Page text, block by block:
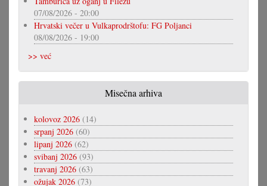
07/08/2026 - 20:00
Hrvatski večer u Vulkaprodrštofu: FG Poljanci
08/08/2026 - 19:00
>> već
Misečna arhiva
kolovoz 2026 (14)
srpanj 2026 (60)
lipanj 2026 (62)
svibanj 2026 (93)
travanj 2026 (63)
ožujak 2026 (73)